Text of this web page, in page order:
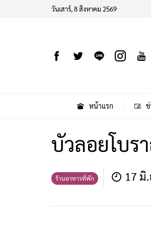
วันเสาร์, 8 สิงหาคม 2569
หน้าแรก ข่
บัวลอยโบร
ร้านอาหารที่พัก 17 มิ